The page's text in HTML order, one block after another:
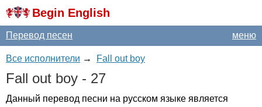
Begin English
меню
Перевод песен
Все исполнители → Fall out boy
Fall out boy - 27
Данный перевод песни на русском языке является